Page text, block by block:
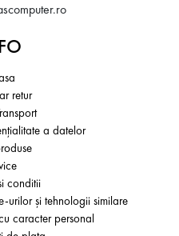
retur
a datelor
conditii
urilor și tehnologii similare
caracter personal